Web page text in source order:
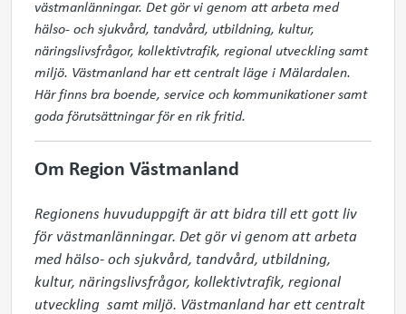
västmanlänningar. Det gör vi genom att arbeta med
hälso- och sjukvård, tandvård, utbildning, kultur,
näringslivsfrågor, kollektivtrafik, regional utveckling samt
miljö. Västmanland har ett centralt läge i Mälardalen.
Här finns bra boende, service och kommunikationer samt
goda förutsättningar för en rik fritid.
Om Region Västmanland
Regionens huvuduppgift är att bidra till ett gott liv
för västmanlänningar. Det gör vi genom att arbeta
med hälso- och sjukvård, tandvård, utbildning,
kultur, näringslivsfrågor, kollektivtrafik, regional
utveckling  samt miljö. Västmanland har ett centralt